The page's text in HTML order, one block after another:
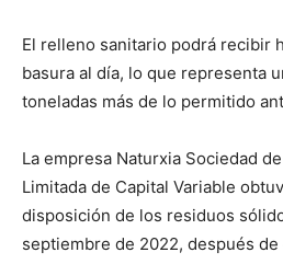
El relleno sanitario podrá recibir
basura al día, lo que representa
toneladas más de lo permitido
La empresa Naturxia Sociedad
Limitada de Capital Variable
disposición de los residuos
septiembre de 2022, después